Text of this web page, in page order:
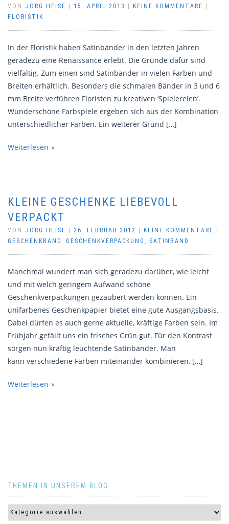
VON JÖRG HEISE | 15. APRIL 2013 | KEINE KOMMENTARE |
FLORISTIK
In der Floristik haben Satinbänder in den letzten Jahren
geradezu eine Renaissance erlebt. Die Gründe dafür sind
vielfältig. Zum einen sind Satinbänder in vielen Farben und
Breiten erhältlich. Besonders die schmalen Bänder in 3 und 6
mm Breite verführen Floristen zu kreativen ‘Spielereien’.
Wunderschöne Farbspiele ergeben sich aus der Kombination
unterschiedlicher Farben. Ein weiterer Grund […]
Weiterlesen
KLEINE GESCHENKE LIEBEVOLL
VERPACKT
VON JÖRG HEISE | 26. FEBRUAR 2012 | KEINE KOMMENTARE |
GESCHENKBAND
GESCHENKVERPACKUNG SATINBAND
Manchmal wundert man sich geradezu darüber, wie leicht
und mit welch geringem Aufwand schöne
Geschenkverpackungen gezaubert werden können. Ein
unifarbenes Geschenkpapier bietet eine gute Ausgangsbasis.
Dabei dürfen es auch gerne aktuelle, kräftige Farben sein. Im
Frühjahr gefällt uns ein frisches Grün gut. Für den Kontrast
sorgen nun kräftig leuchtende Satinbänder. Man
kann verschiedene Farben miteinander kombinieren, […]
Weiterlesen
THEMEN IN UNSEREM BLOG